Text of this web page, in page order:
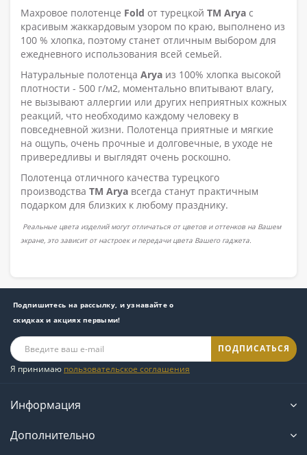
Махровое полотенце Fold от турецкой ТМ Arya с
красивым жаккардовым узором по краю, выполнено из
100 % хлопка, поэтому станет отличным выбором для
ежедневного использования всей семьей.
Натуральные полотенца Arya из 100% хлопка высокой
плотности - 500 г/м2, моментально впитывают влагу,
не вызывают аллергии или других неприятных кожных
реакций, что необходимо каждому человеку в
повседневной жизни. Полотенца приятные и мягкие
на ощупь, очень прочные и долговечные, в уходе не
привередливы и выглядят очень роскошно.
Полотенца отличного качества турецкого
производства ТМ Arya всегда станут практичным
подарком для близких к любому празднику.
Реальные цвета изделий могут отличаться от цветов и оттенков на Вашем
экране, это зависит от настроек и передачи цвета Вашего гаджета.
Подпишитесь на рассылку, и узнавайте о
скидках и акциях первыми!
ПОДПИСАТЬСЯ
Я принимаю пользовательское соглашения
Информация
Дополнительно